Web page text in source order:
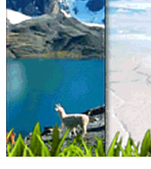
Alquiler de salones de eventos
Eventos Sociales
Salones de Eventos
Banquetes y Recepciones
Eventos Corporativos
Salones de reuniones
Centro de Convenciones